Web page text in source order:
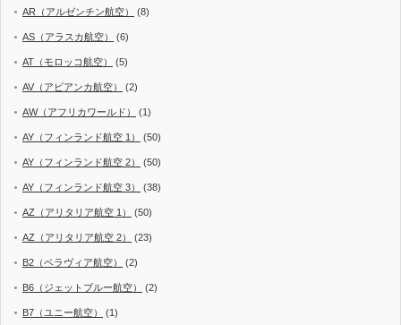
AR（アルゼンチン航空） (8)
AS（アラスカ航空） (6)
AT（モロッコ航空） (5)
AV（アビアンカ航空） (2)
AW（アフリカワールド） (1)
AY（フィンランド航空 1） (50)
AY（フィンランド航空 2） (50)
AY（フィンランド航空 3） (38)
AZ（アリタリア航空 1） (50)
AZ（アリタリア航空 2） (23)
B2（ベラヴィア航空） (2)
B6（ジェットブルー航空） (2)
B7（ユニー航空） (1)